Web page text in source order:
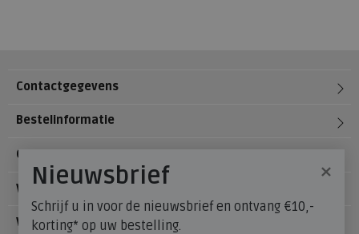
Contactgegevens
Bestelinformatie
Over Meijerink Schoenen
Voetzorg
Veelgestelde vragen
×
Nieuwsbrief
Schrijf u in voor de nieuwsbrief en ontvang €10,-
korting* op uw bestelling.